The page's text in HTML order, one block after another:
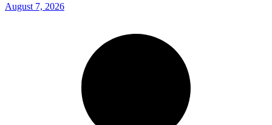
August 7, 2026